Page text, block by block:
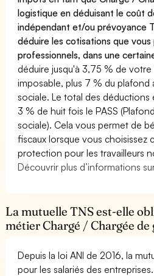
logistique en déduisant le coût
indépendant et/ou prévoyance
déduire les cotisations que
professionnels, dans une
déduire jusqu'à 3,75 % de
imposable, plus 7 % du plafond
sociale. Le total des
3 % de huit fois le PASS
sociale). Cela vous permet de
fiscaux lorsque vous choisissez
protection pour les travailleurs
Découvrir plus d’informations
La mutuelle TNS est-elle
métier Chargé / Chargée
Depuis la loi ANI de 2016, la
pour les salariés des entreprises.